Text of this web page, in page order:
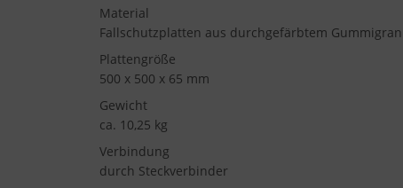
Material
Fallschutzplatten aus durchgefärbtem
Plattengröße
500 x 500 x 65 mm
Gewicht
ca. 10,25 kg
Verbindung
durch Steckverbinder